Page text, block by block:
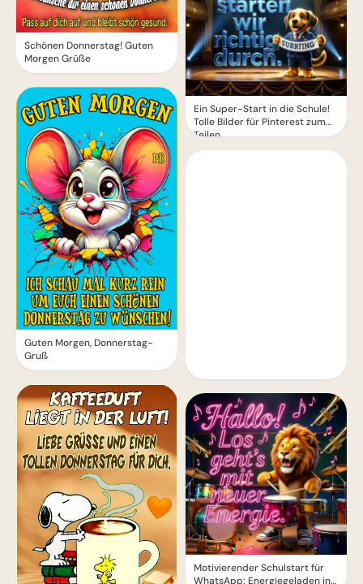
Schönen Donnerstag! Guten
Morgen Grüße
Guten Morgen, Donnerstag-
Gruß
Ein Super-Start in die Schule!
Tolle Bilder für Pinterest zum
Teilen.
Motivierender Schulstart für
WhatsApp: Energiegeladen ins